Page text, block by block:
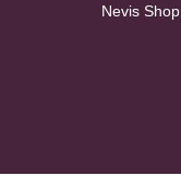
Nevis Shop